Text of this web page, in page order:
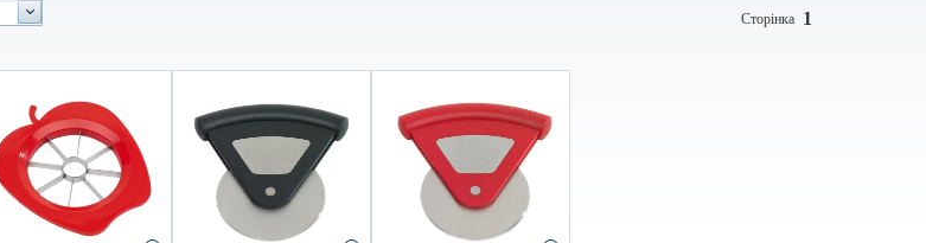
1
Сторінка